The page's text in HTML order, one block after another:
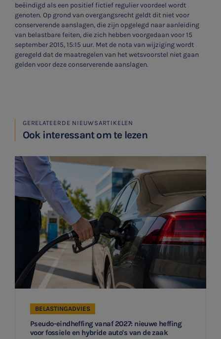
SNEL UW ANTWOORD VINDEN
Zonder gedoe
Typ hieronder uw zoekterm

Meest gezochte onderwerpen
WKR
Aanmelden topic-meldingen
beëindigd als een positief fictief regulier voordeel wordt
genoten. Op grond van overgangsrecht geldt dit niet voor
conserverende aanslagen, die zijn opgelegd naar aanleiding
van belastbare feiten, die zich hebben voorgedaan voor 15
september 2015, 15:15 uur. Met de nota van wijziging wordt
geregeld dat de maatregelen van het wetsvoorstel niet gaan
gelden voor deze conserverende aanslagen.
GERELATEERDE NIEUWSARTIKELEN
Ook interessant om te lezen
Pseudo-eindheffing vanaf 2027: nieuwe heffing
voor fossiele en hybride auto's van de zaak
BELASTINGADVIES